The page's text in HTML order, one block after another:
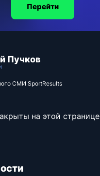
Перейти
Пучков
СМИ SportResults
на этой странице